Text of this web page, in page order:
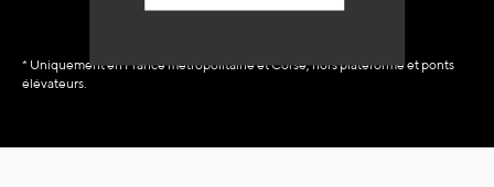
* Uniquement en France métropolitaine et Corse, hors plateforme et ponts
élévateurs.